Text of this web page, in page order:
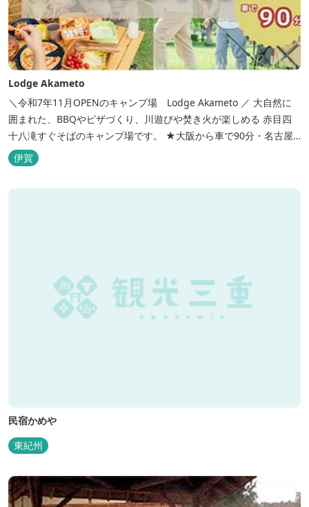
Lodge Akameto
＼令和7年11月OPENのキャンプ場 Lodge Akameto ／ 大自然に
囲まれた、BBQやピザづくり、川遊びや焚き火が楽しめる 赤目四
十八滝すぐそばのキャンプ場です。 ★大阪から車で90分・名古屋
から120分の好アクセス！ ★専用テラス付きバンガローでは、BBQ
をしながら子どもが川遊びをしているのが見れる！ ★Wi-Fiがつな
がります！ ★日帰りBBQや大人数での研修も...
伊賀
民宿かめや
東紀州